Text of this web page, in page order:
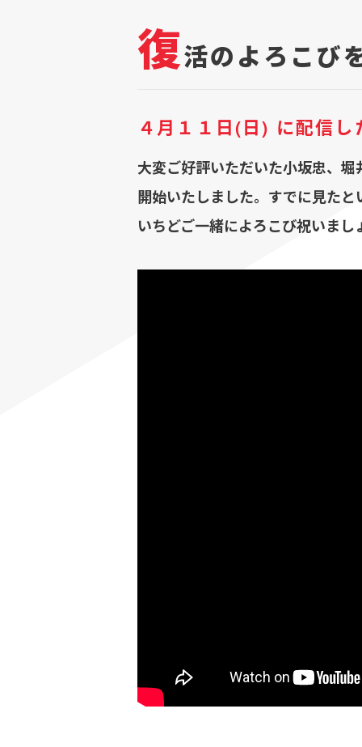
復活のよろこび
４月１１日(日) に配信
大変ご好評いただいた小坂忠、
開始いたしました。すでに見た
いちどご一緒によろこび祝いまし